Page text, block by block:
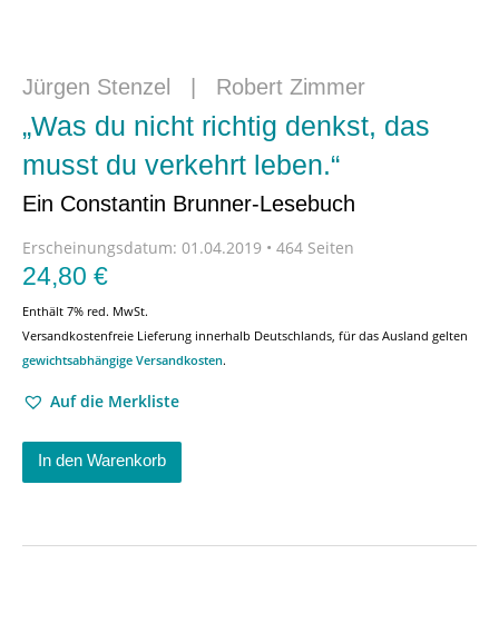
Jürgen Stenzel Robert Zimmer
„Was du nicht richtig denkst, das
musst du verkehrt leben.“
Ein Constantin Brunner-Lesebuch
Erscheinungsdatum: 01.04.2019 • 464 Seiten
24,80 €
Enthält 7% red. MwSt.
Versandkostenfreie Lieferung innerhalb Deutschlands, für das Ausland gelten
gewichtsabhängige Versandkosten.
Auf die Merkliste
In den Warenkorb